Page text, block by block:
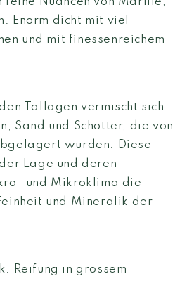
Enorm dicht mit viel
und mit finessenreichem
Tallagen vermischt sich
Sand und Schotter, die von
wurden. Diese
Lage und deren
und Mikroklima die
und Mineralik der
Reifung in grossem